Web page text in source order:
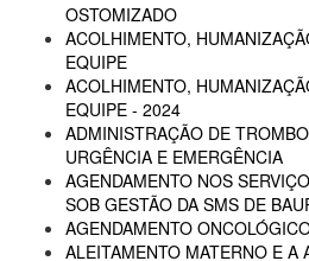
OSTOMIZADO
ACOLHIMENTO,
EQUIPE
ACOLHIMENTO,
EQUIPE - 2024
ADMINISTRAÇÃO DE
URGÊNCIA E EMERGÊNCIA
AGENDAMENTO NOS
SOB GESTÃO DA SMS DE
AGENDAMENTO
ALEITAMENTO MATERNO E A